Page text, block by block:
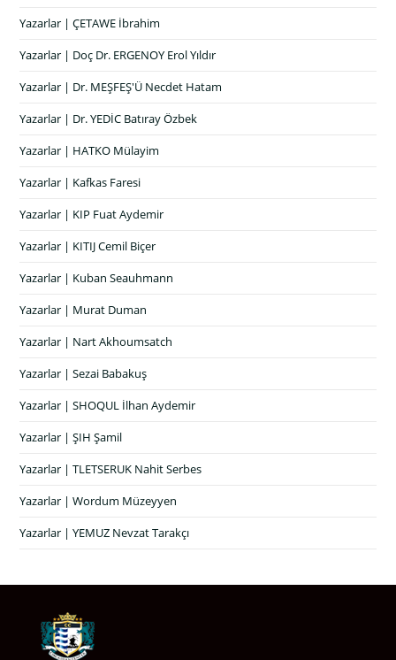
Yazarlar | ÇETAWE İbrahim
Yazarlar | Doç Dr. ERGENOY Erol Yıldır
Yazarlar | Dr. MEŞFEŞ'Ü Necdet Hatam
Yazarlar | Dr. YEDİC Batıray Özbek
Yazarlar | HATKO Mülayim
Yazarlar | Kafkas Faresi
Yazarlar | KIP Fuat Aydemir
Yazarlar | KITIJ Cemil Biçer
Yazarlar | Kuban Seauhmann
Yazarlar | Murat Duman
Yazarlar | Nart Akhoumsatch
Yazarlar | Sezai Babakuş
Yazarlar | SHOQUL İlhan Aydemir
Yazarlar | ŞIH Şamil
Yazarlar | TLETSERUK Nahit Serbes
Yazarlar | Wordum Müzeyyen
Yazarlar | YEMUZ Nevzat Tarakçı